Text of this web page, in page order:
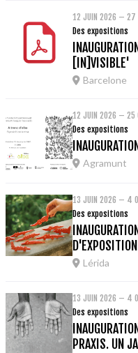
12 JUIN 2026 – 27
Des expositions
[IN]VISIBLE'
Barcelone
12 JUIN 2026 – 25
Des expositions
Agramunt
13 JUIN 2026 – 4
Des expositions
Lérida
13 JUIN 2026 – 4
Des expositions
PRAXIS. UN